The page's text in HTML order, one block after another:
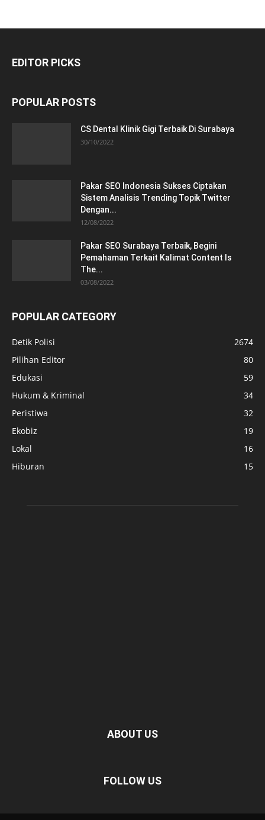
EDITOR PICKS
POPULAR POSTS
CS Dental Klinik Gigi Terbaik Di Surabaya
30/10/2022
Pakar SEO Indonesia Sukses Ciptakan
Sistem Analisis Trending Topik Twitter
Dengan...
12/08/2022
Pakar SEO Surabaya Terbaik, Begini
Pemahaman Terkait Kalimat Content Is
The...
03/08/2022
POPULAR CATEGORY
Detik Polisi
2674
Pilihan Editor
80
Edukasi
59
Hukum & Kriminal
34
Peristiwa
32
Ekobiz
19
Lokal
16
Hiburan
15
ABOUT US
FOLLOW US